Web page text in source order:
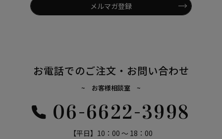
メルマガ登録
お電話でのご注文・お問い合わせ
~ お客様相談室 ~
06-6622-3998
【平日】10：00 ～ 18：00